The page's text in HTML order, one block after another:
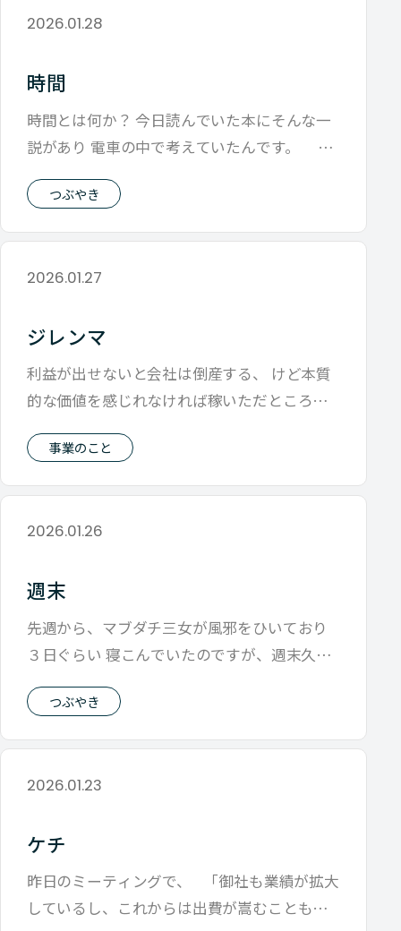
2026.01.28
時間
時間とは何か？ 今日読んでいた本にそんな一
説があり 電車の中で考えていたんです。 ま
つぶやき
2026.01.27
ジレンマ
利益が出せないと会社は倒産する、 けど本質
的な価値を感じれなければ稼いただところで
事業のこと
2026.01.26
週末
先週から、マブダチ三女が風邪をひいており
３日ぐらい 寝こんでいたのですが、週末久々
つぶやき
2026.01.23
ケチ
昨日のミーティングで、 「御社も業績が拡大
しているし、これからは出費が嵩むことも増